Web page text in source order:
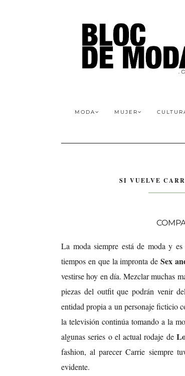
MODA MUJER
SI VUELVE
La moda siempre está de moda y
tiempos en que la impronta deSex
vestirse hoy en día. Mezclar muchas
piezas del outfit que podrán venir
entidad propia a un personaje ficticio
la televisión continúa tomando a la
algunas series o el actual rodaje de
fashion, al parecer Carrie siempre
evidente.